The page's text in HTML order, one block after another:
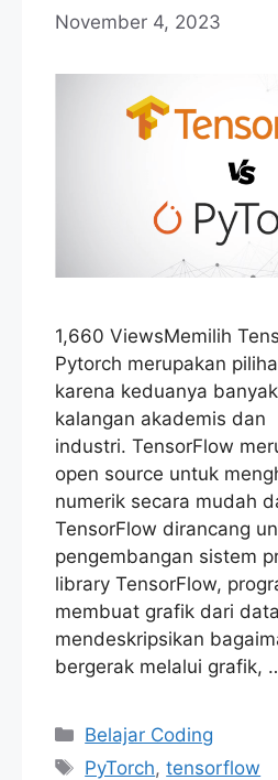
November 4, 2023
1,660 ViewsMemilih
Pytorch merupakan
karena keduanya
kalangan akademis dan
industri. TensorFlow
open source untuk
numerik secara mudah
TensorFlow dirancang
pengembangan sistem
library TensorFlow,
membuat grafik dari
mendeskripsikan
bergerak melalui grafik,
Categories
Belajar Coding
Tags
PyTorch,tensorflow